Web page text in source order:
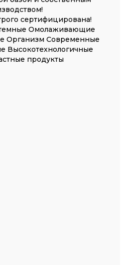
сертифицирована!
Омолаживающие
Организм Современные
Высокотехнологичные
продукты